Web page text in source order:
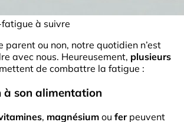
à suivre
parent ou non, notre quotidien n’est
avec nous. Heureusement, plusieurs
de combattre la fatigue :
à son alimentation
, magnésium ou ferpeuvent